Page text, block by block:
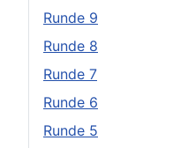
Runde 9
Runde 8
Runde 7
Runde 6
Runde 5